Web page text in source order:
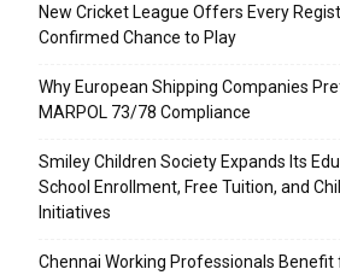
New Cricket League Offers Every
Confirmed Chance to Play
Why European Shipping Companies
MARPOL 73/78 Compliance
Smiley Children Society Expands Its
School Enrollment, Free Tuition, and
Initiatives
Chennai Working Professionals Benefit